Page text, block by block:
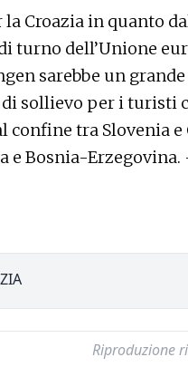
la Croazia in quanto
turno dell’Unione
sarebbe un
sollievo per i turisti
tra Slovenia e
e Bosnia-
Riproduzione